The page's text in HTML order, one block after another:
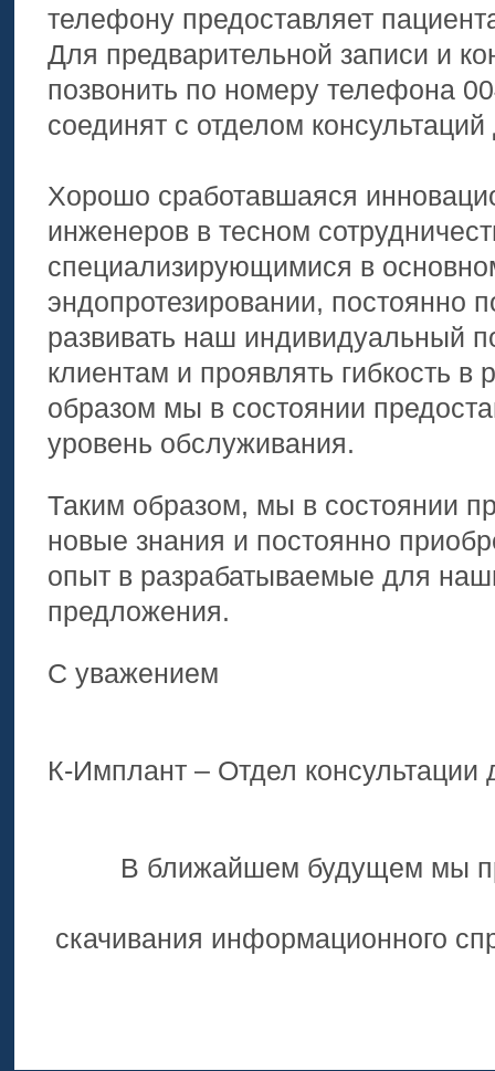
телефону предоставляет
Для предварительной записи и
позвонить по номеру телефона
соединят с отделом
Хорошо сработавшаяся
инженеров в тесном
специализирующимися в
эндопротезировании, постоянно
развивать наш индивидуальный
клиентам и проявлять гибкость
образом мы в состоянии
уровень обслуживания.
Таким образом, мы в состоянии
новые знания и постоянно
опыт в разрабатываемые для
предложения.
С уважением
К-Имплант – Отдел консультации
В ближайшем будущем мы
скачивания информационного